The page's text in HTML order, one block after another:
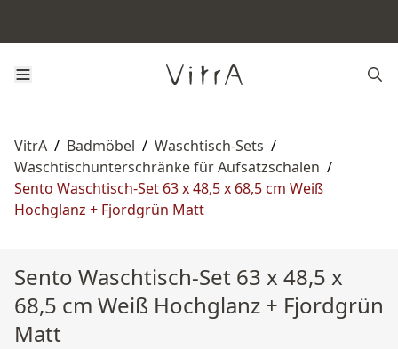
VitrA / Badmöbel / Waschtisch-Sets /
Waschtischunterschränke für Aufsatzschalen /
Sento Waschtisch-Set 63 x 48,5 x 68,5 cm Weiß
Hochglanz + Fjordgrün Matt
Sento Waschtisch-Set 63 x 48,5 x
68,5 cm Weiß Hochglanz + Fjordgrün
Matt